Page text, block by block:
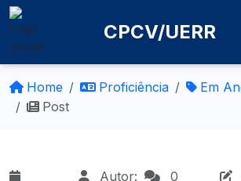
CPCV/UERR
Home Proficiência
Em
Post
Autor:
0